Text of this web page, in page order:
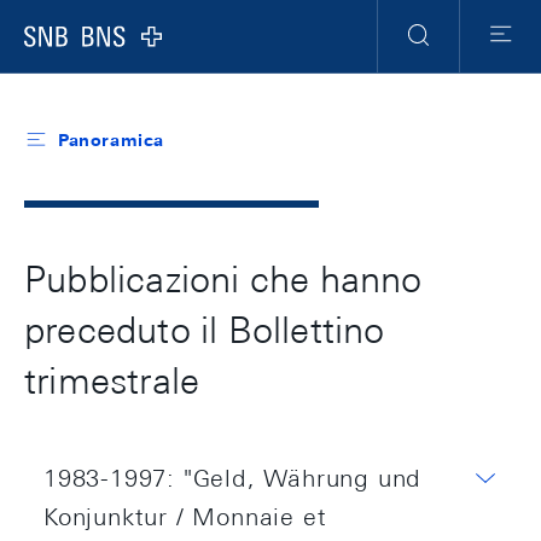
Logo
Navigation
Ricerca Menu
Panoramica
Pubblicazioni che hanno
preceduto il Bollettino
trimestrale
1983-1997: "Geld, Währung und
Konjunktur / Monnaie et